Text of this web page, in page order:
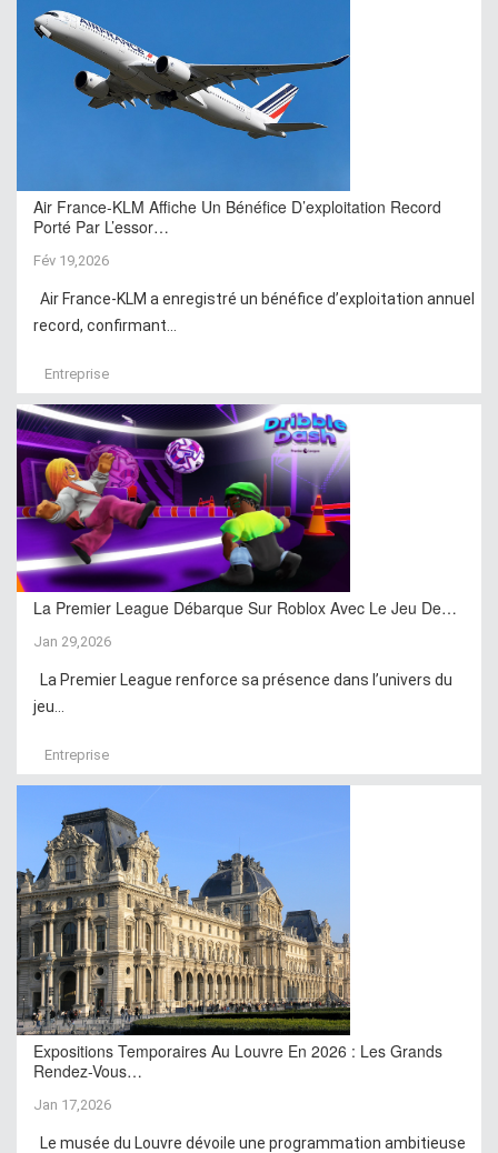
Air France-KLM Affiche Un Bénéfice D’exploitation Record
Porté Par L’essor…
Fév 19,2026
Air France-KLM a enregistré un bénéfice d’exploitation annuel
record, confirmant...
Entreprise
La Premier League Débarque Sur Roblox Avec Le Jeu De…
Jan 29,2026
La Premier League renforce sa présence dans l’univers du
jeu...
Entreprise
Expositions Temporaires Au Louvre En 2026 : Les Grands
Rendez-Vous…
Jan 17,2026
Le musée du Louvre dévoile une programmation ambitieuse